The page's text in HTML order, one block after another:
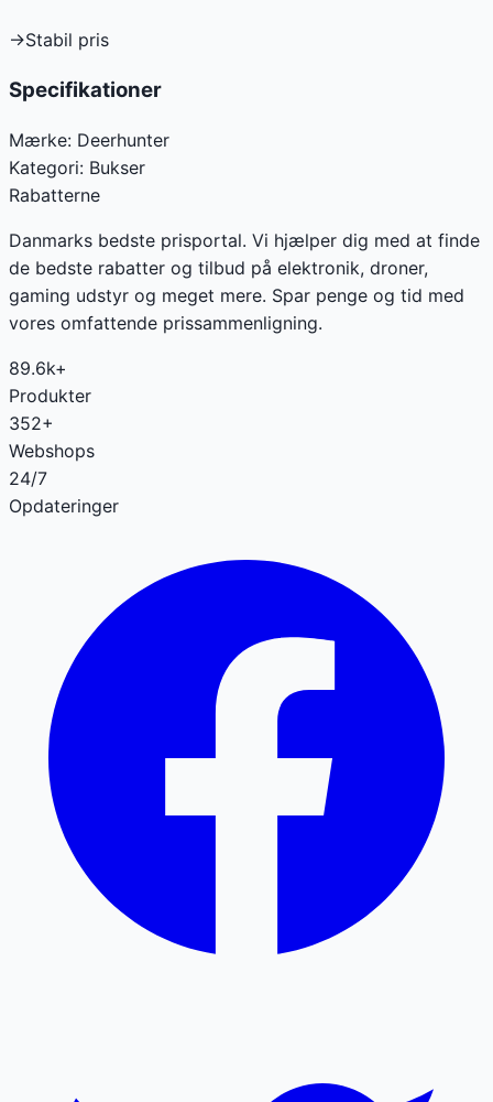
→Stabil pris
Specifikationer
Mærke: Deerhunter
Kategori: Bukser
Rabatterne
Danmarks bedste prisportal. Vi hjælper dig med at finde
de bedste rabatter og tilbud på elektronik, droner,
gaming udstyr og meget mere. Spar penge og tid med
vores omfattende prissammenligning.
89.6k+
Produkter
352+
Webshops
24/7
Opdateringer